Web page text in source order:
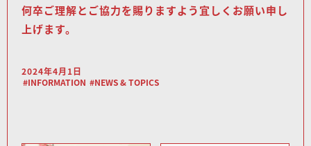
何卒ご理解とご協力を賜りますよう宜しくお願い申し
上げます。
2024年4月1日
INFORMATION
NEWS & TOPICS